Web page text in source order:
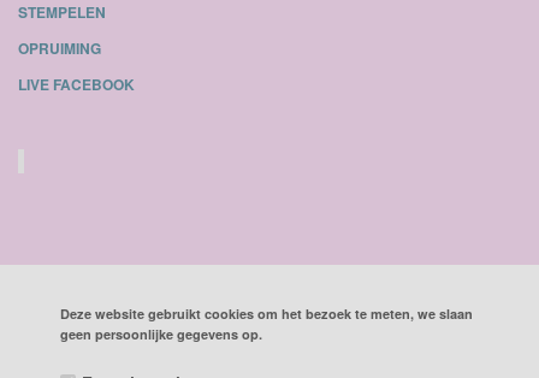
STEMPELEN
OPRUIMING
LIVE FACEBOOK
Deze website gebruikt cookies om het bezoek te meten, we slaan
geen persoonlijke gegevens op.